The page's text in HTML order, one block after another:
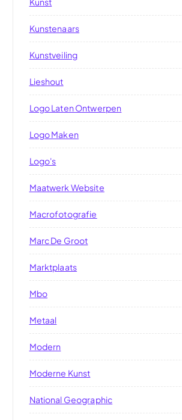
Kunstenaars
Kunstveiling
Lieshout
Logo Laten Ontwerpen
Logo Maken
Logo's
Maatwerk Website
Macrofotografie
Marc De Groot
Marktplaats
Mbo
Metaal
Modern
Moderne Kunst
National Geographic